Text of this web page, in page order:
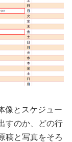
像とスケジュー
すのか、どの行
稿と写真をそろ